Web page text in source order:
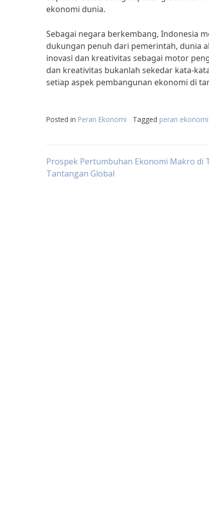
ekonomi dunia.
Sebagai negara berkembang, Indonesia
dukungan penuh dari pemerintah, dunia
inovasi dan kreativitas sebagai motor
dan kreativitas bukanlah sekedar kata-
setiap aspek pembangunan ekonomi di
Posted in Peran Ekonomi Tagged peran ekonomi
Post
Prospek Pertumbuhan Ekonomi Makro di
Tantangan Global